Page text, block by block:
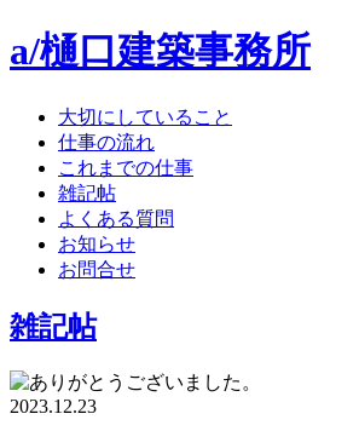
a/樋口建築事務所
大切にしていること
仕事の流れ
これまでの仕事
雑記帖
よくある質問
お知らせ
お問合せ
雑記帖
2023.12.23